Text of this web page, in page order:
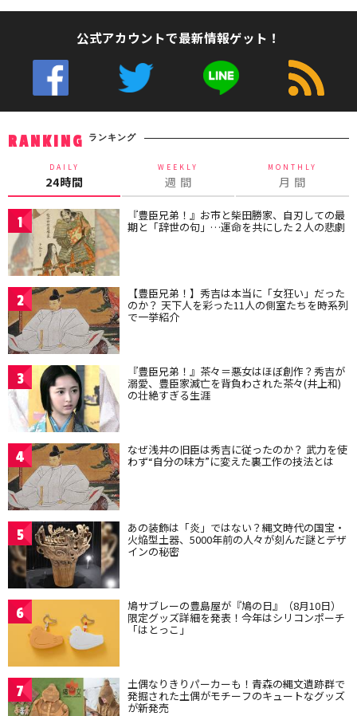
公式アカウントで最新情報ゲット！
RANKING ランキング
DAILY
24時間
WEEKLY
週 間
MONTHLY
月 間
1 『豊臣兄弟！』お市と柴田勝家、自刃しての最
期と「辞世の句」…運命を共にした２人の悲劇
2 【豊臣兄弟！】秀吉は本当に「女狂い」だった
のか？ 天下人を彩った11人の側室たちを時系列
で一挙紹介
3 『豊臣兄弟！』茶々＝悪女はほぼ創作？秀吉が
溺愛、豊臣家滅亡を背負わされた茶々(井上和)
の壮絶すぎる生涯
4 なぜ浅井の旧臣は秀吉に従ったのか？ 武力を使
わず“自分の味方”に変えた裏工作の技法とは
5 あの装飾は「炎」ではない？縄文時代の国宝・
火焔型土器、5000年前の人々が刻んだ謎とデザ
インの秘密
6 鳩サブレーの豊島屋が『鳩の日』（8月10日）
限定グッズ詳細を発表！今年はシリコンポーチ
「はとっこ」
7 土偶なりきりパーカーも！青森の縄文遺跡群で
発掘された土偶がモチーフのキュートなグッズ
が新発売